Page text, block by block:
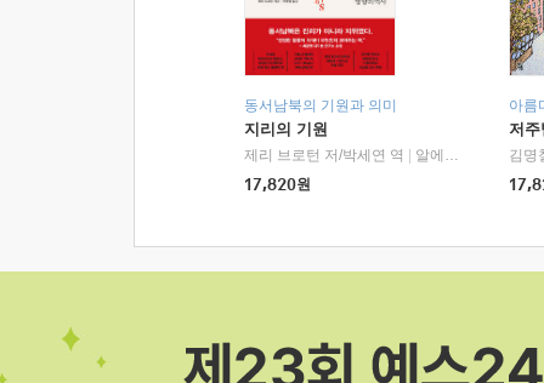
동서남북의 기원과 의미
지리의 기원
제리 브로턴 저/박세연 역
알에이치코리아(RHK)
17,820원
아름
저
김명